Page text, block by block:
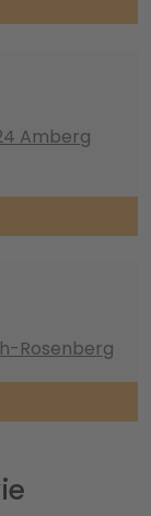
Amberg
Rosenberg